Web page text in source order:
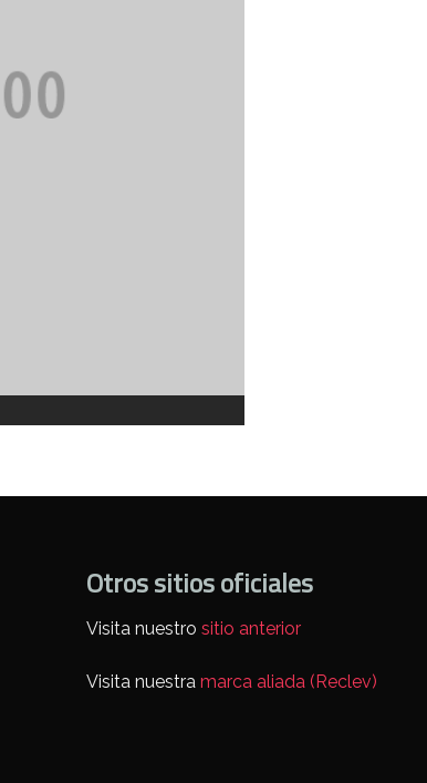
Otros sitios oficiales
Visita nuestro sitio anterior
Visita nuestramarca aliada (Reclev)